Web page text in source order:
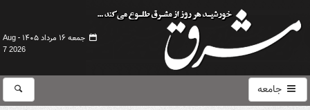
جمعه ۱۶ مرداد ۱۴۰۵ -
Aug
7 2026
جامعه